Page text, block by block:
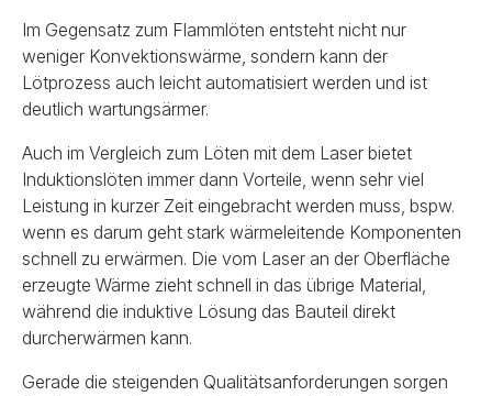
Im Gegensatz zum Flammlöten entsteht nicht nur
weniger Konvektionswärme, sondern kann der
Lötprozess auch leicht automatisiert werden und ist
deutlich wartungsärmer.
Auch im Vergleich zum Löten mit dem Laser bietet
Induktionslöten immer dann Vorteile, wenn sehr viel
Leistung in kurzer Zeit eingebracht werden muss, bspw.
wenn es darum geht stark wärmeleitende Komponenten
schnell zu erwärmen. Die vom Laser an der Oberfläche
erzeugte Wärme zieht schnell in das übrige Material,
während die induktive Lösung das Bauteil direkt
durcherwärmen kann.
Gerade die steigenden Qualitätsanforderungen sorgen